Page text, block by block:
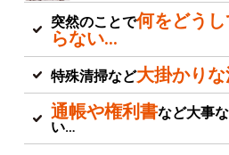
突然のことで何をどう
らない…
特殊清掃など大掛かり
通帳や権利書など大事
い…